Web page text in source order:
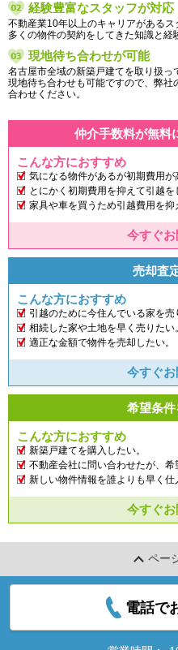
経験豊富なスタッフが対応
不動産業10年以上のキャリアがあるス
多くの物件の契約をしてきた知識と経
現地待ち合わせが可能
名古屋市全域の新築戸建てを取り扱っ
現地待ち合わせも可能ですので、弊
合わせください。
仲介手数料が無料
こんな方におすすめ
気になる物件があるが初期費用が
とにかく初期費用を抑えて引越を
家具や車を買うため引越費用を抑
今すぐ
売却査
こんな方におすすめ
引越のために今住んでいる家を売
相続した家や土地を早く売りたい。
適正な金額で物件を売却したい。
今すぐ
希望条
こんな方におすすめ
新築戸建てを購入したい。
不動産会社に問い合わせたが、希
新しい物件情報を誰よりも早く仕
今すぐ
ペー
電話で